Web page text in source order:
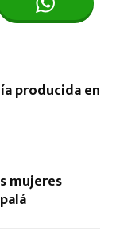
producida en
mujeres